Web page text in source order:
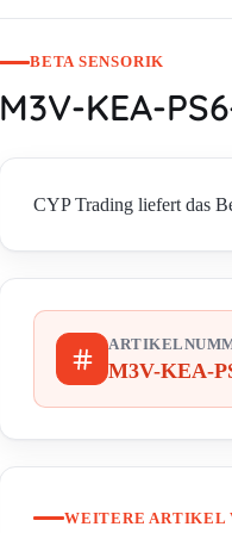
BETA SENSORIK
M3V-KEA-
CYP Trading liefert das
M3V-KEA-
WEITERE ARTIKEL